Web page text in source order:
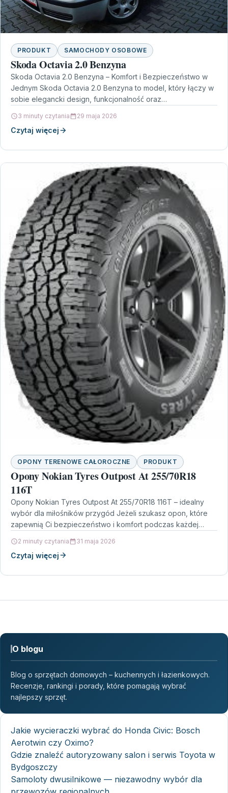
PRODUKT SAMOCHODY OSOBOWE
Skoda Octavia 2.0 Benzyna
Skoda Octavia 2.0 Benzyna – Komfort i Bezpieczeństwo w
Jednym Skoda Octavia 2.0 Benzyna to model, który łączy w
sobie elegancki design, funkcjonalność oraz…
3 minuty czytania 29 maja 2026
Czytaj więcej
OPONY TERENOWE CAŁOROCZNE PRODUKT
Opony Nokian Tyres Outpost At 255/70R18
116T
Opony Nokian Tyres Outpost At 255/70R18 116T – idealny
wybór dla miłośników przygód Jeżeli szukasz opon, które
zapewnią Ci bezpieczeństwo i komfort podczas każdej…
2 minuty czytania 31 maja 2026
Czytaj więcej
O blogu
Blog o sprzętach domowych – kuchennych i łazienkowych.
Recenzje, rankingi i porady, które pomagają wybrać
najlepszy sprzęt.
Jakie wycieraczki wybrać do Honda Civic: Bosch
Aerotwin czy Oximo?
Gdzie znaleźć autoryzowany salon i serwis Toyota w
Bydgoszczy
Samoloty dwusilnikowe — niezawodny wybór dla